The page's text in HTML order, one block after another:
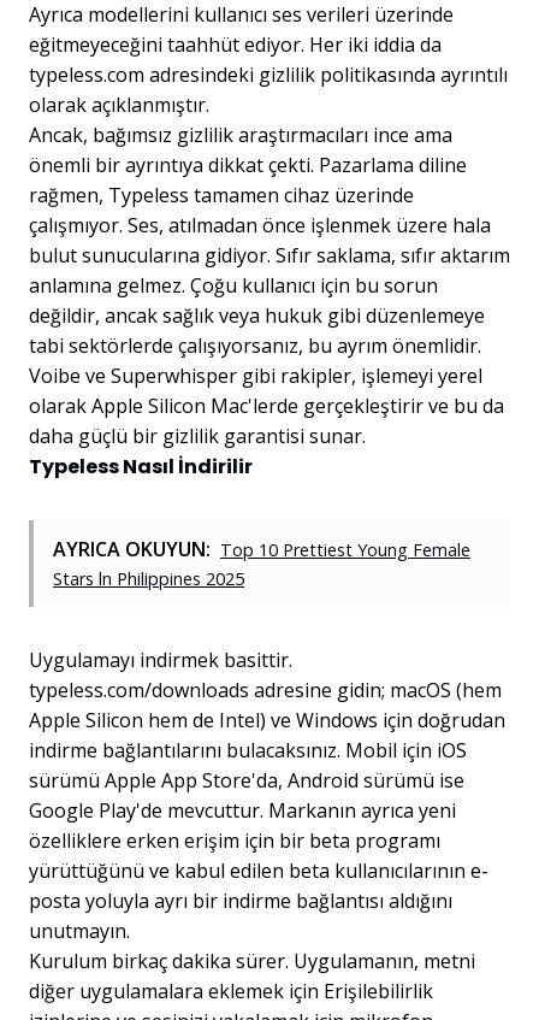
Ayrıca modellerini kullanıcı ses verileri üzerinde
eğitmeyeceğini taahhüt ediyor. Her iki iddia da
typeless.com adresindeki gizlilik politikasında ayrıntılı
olarak açıklanmıştır.
Ancak, bağımsız gizlilik araştırmacıları ince ama
önemli bir ayrıntıya dikkat çekti. Pazarlama diline
rağmen, Typeless tamamen cihaz üzerinde
çalışmıyor. Ses, atılmadan önce işlenmek üzere hala
bulut sunucularına gidiyor. Sıfır saklama, sıfır aktarım
anlamına gelmez. Çoğu kullanıcı için bu sorun
değildir, ancak sağlık veya hukuk gibi düzenlemeye
tabi sektörlerde çalışıyorsanız, bu ayrım önemlidir.
Voibe ve Superwhisper gibi rakipler, işlemeyi yerel
olarak Apple Silicon Mac'lerde gerçekleştirir ve bu da
daha güçlü bir gizlilik garantisi sunar.
Typeless Nasıl İndirilir
AYRICA OKUYUN: Top 10 Prettiest Young Female
Stars ln Philippines 2025
Uygulamayı indirmek basittir.
typeless.com/downloads adresine gidin; macOS (hem
Apple Silicon hem de Intel) ve Windows için doğrudan
indirme bağlantılarını bulacaksınız. Mobil için iOS
sürümü Apple App Store'da, Android sürümü ise
Google Play'de mevcuttur. Markanın ayrıca yeni
özelliklere erken erişim için bir beta programı
yürüttüğünü ve kabul edilen beta kullanıcılarının e-
posta yoluyla ayrı bir indirme bağlantısı aldığını
unutmayın.
Kurulum birkaç dakika sürer. Uygulamanın, metni
diğer uygulamalara eklemek için Erişilebilirlik